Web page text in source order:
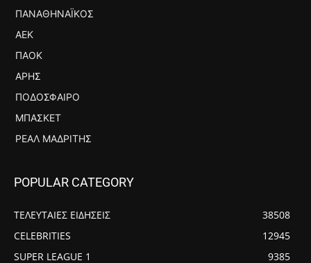
ΠΑΝΑΘΗΝΑΪΚΌΣ
ΑΕΚ
ΠΑΟΚ
ΆΡΗΣ
ΠΟΔΌΣΦΑΙΡΟ
ΜΠΆΣΚΕΤ
ΡΕΆΛ ΜΑΔΡΊΤΗΣ
POPULAR CATEGORY
ΤΕΛΕΥΤΑΙΕΣ ΕΙΔΗΣΕΙΣ
38508
CELEBRITIES
12945
SUPER LEAGUE 1
9385